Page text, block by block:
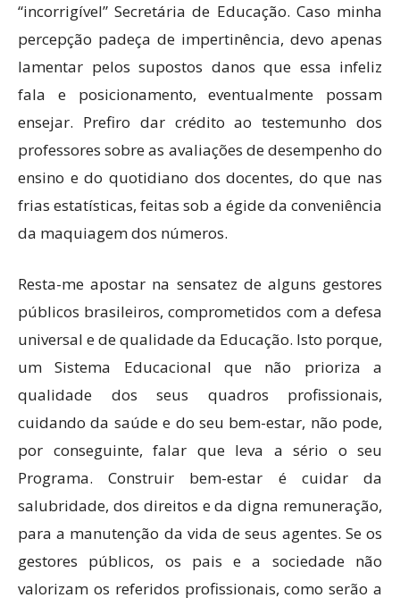
“incorrigível” Secretária de Educação. Caso minha
percepção padeça de impertinência, devo apenas
lamentar pelos supostos danos que essa infeliz
fala e posicionamento, eventualmente possam
ensejar. Prefiro dar crédito ao testemunho dos
professores sobre as avaliações de desempenho do
ensino e do quotidiano dos docentes, do que nas
frias estatísticas, feitas sob a égide da conveniência
da maquiagem dos números.
Resta-me apostar na sensatez de alguns gestores
públicos brasileiros, comprometidos com a defesa
universal e de qualidade da Educação. Isto porque,
um Sistema Educacional que não prioriza a
qualidade dos seus quadros profissionais,
cuidando da saúde e do seu bem-estar, não pode,
por conseguinte, falar que leva a sério o seu
Programa. Construir bem-estar é cuidar da
salubridade, dos direitos e da digna remuneração,
para a manutenção da vida de seus agentes. Se os
gestores públicos, os pais e a sociedade não
valorizam os referidos profissionais, como serão a